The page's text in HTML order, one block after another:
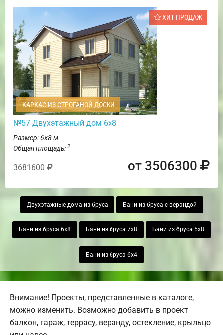
ХИТ ПРОДАЖ
КАРКАС ИЗ СТРОГАНОЙ ДОСКИ
№57 Двухэтажный дом 6х8
Размер: 6х8 м
Общая площадь: 2
3681600 от 3506300
Двухэтажные дома из бруса Бани из бруса с верандой
Бани из бруса 6х8 Бани из бруса 7х8 Бани из бруса 5х8
Бани из бруса 6х4
Внимание! Проекты, представленные в каталоге,
можно изменить. Возможно добавить в проект
балкон, гараж, террасу, веранду, остекление, крыльцо